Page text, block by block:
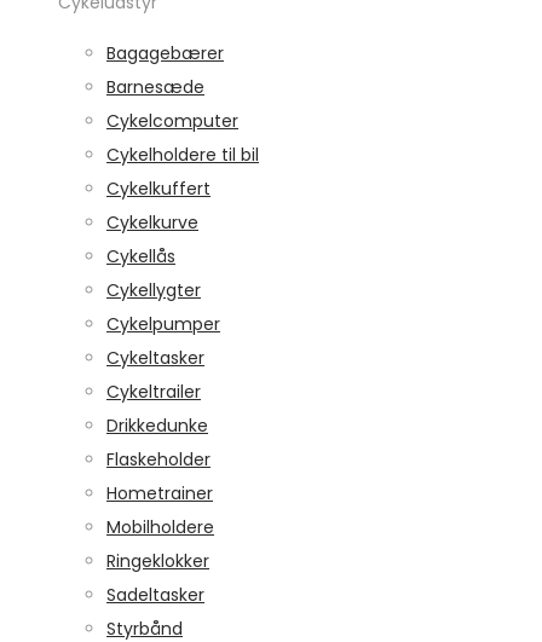
Bagagebærer
Barnesæde
Cykelcomputer
Cykelholdere til bil
Cykelkuffert
Cykelkurve
Cykellås
Cykellygter
Cykelpumper
Cykeltasker
Cykeltrailer
Drikkedunke
Flaskeholder
Hometrainer
Mobilholdere
Ringeklokker
Sadeltasker
Styrbånd